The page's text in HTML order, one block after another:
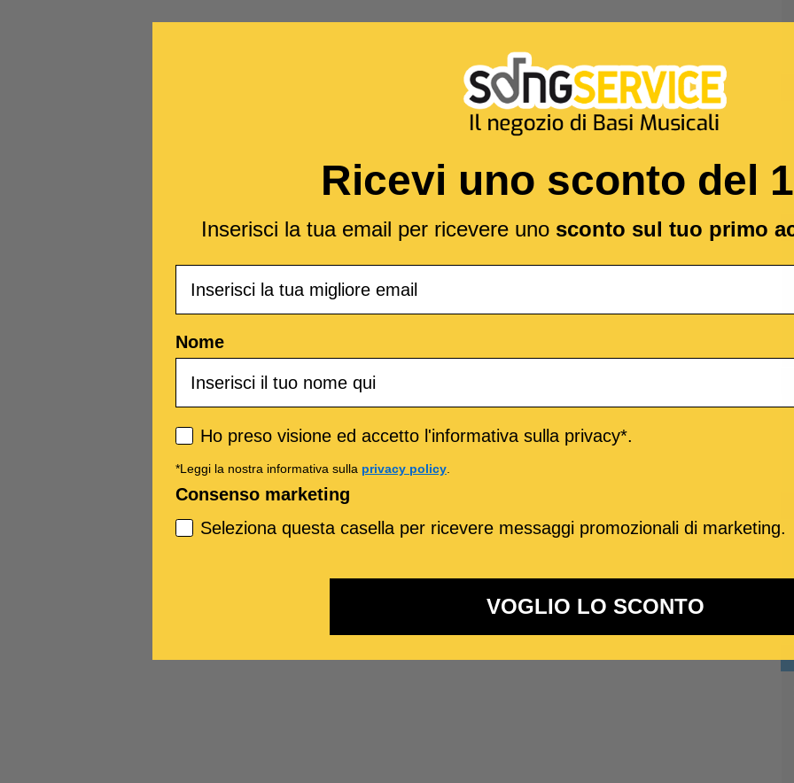
Ricevi uno sconto del
Inserisci la tua email per ricevere uno sconto sul tuo primo
Nome
Privacy policy
Ho preso visione ed accetto l'informativa sulla privacy*.
*Leggi la nostra informativa sulla privacy policy.
Consenso marketing
Seleziona questa casella per ricevere messaggi promozionali di marketing.
VOGLIO LO SCONTO